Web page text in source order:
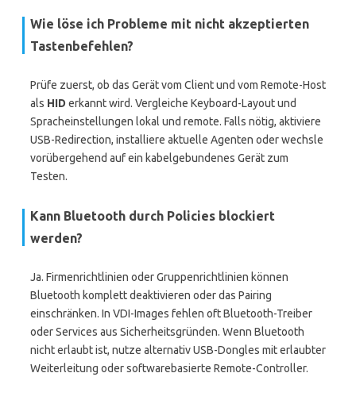
Wie löse ich Probleme mit nicht akzeptierten
Tastenbefehlen?
Prüfe zuerst, ob das Gerät vom Client und vom Remote-Host
als HID erkannt wird. Vergleiche Keyboard-Layout und
Spracheinstellungen lokal und remote. Falls nötig, aktiviere
USB-Redirection, installiere aktuelle Agenten oder wechsle
vorübergehend auf ein kabelgebundenes Gerät zum
Testen.
Kann Bluetooth durch Policies blockiert
werden?
Ja. Firmenrichtlinien oder Gruppenrichtlinien können
Bluetooth komplett deaktivieren oder das Pairing
einschränken. In VDI-Images fehlen oft Bluetooth-Treiber
oder Services aus Sicherheitsgründen. Wenn Bluetooth
nicht erlaubt ist, nutze alternativ USB-Dongles mit erlaubter
Weiterleitung oder softwarebasierte Remote-Controller.